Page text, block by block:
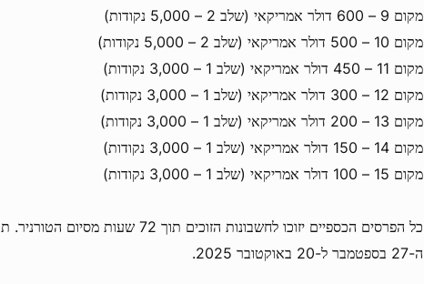
מקום 9 – 600 דולר אמריקאי (שלב 2 – 5,000 נקודות)
מקום 10 – 500 דולר אמריקאי (שלב 2 – 5,000 נקודות)
מקום 11 – 450 דולר אמריקאי (שלב 1 – 3,000 נקודות)
מקום 12 – 300 דולר אמריקאי (שלב 1 – 3,000 נקודות)
מקום 13 – 200 דולר אמריקאי (שלב 1 – 3,000 נקודות)
מקום 14 – 150 דולר אמריקאי (שלב 1 – 3,000 נקודות)
מקום 15 – 100 דולר אמריקאי (שלב 1 – 3,000 נקודות)
כל הפרסים הכספיים יזוכו לחשבונות הזוכים
ה-27 בספטמבר ל-20 באוקטובר 2025.